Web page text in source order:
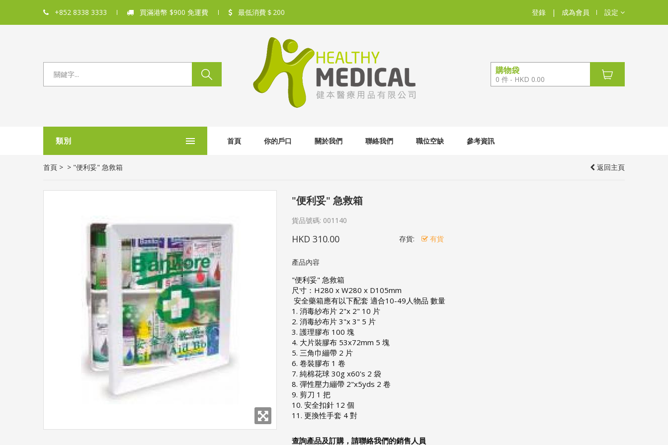
+852 8338 3333 買滿港幣 $900 免運費 最低消費＄200 登錄 | 成為會員 設定
購物袋
0 件 HKD 0.00
類別 首頁 你的戶口 關於我們 聯絡我們 職位空缺 參考資訊
首頁 > > "便利妥" 急救箱 返回主頁
"便利妥" 急救箱
貨品號碼: 001140
HKD 310.00 存貨: 有貨
產品內容
"便利妥" 急救箱
尺寸：H280 x W280 x D105mm
安全藥箱應有以下配套 適合10-49人物品 數量
1. 消毒紗布片 2"x 2" 10 片
2. 消毒紗布片 3"x 3" 5 片
3. 護理膠布 100 塊
4. 大片裝膠布 53x72mm 5 塊
5. 三角巾繃帶 2 片
6. 卷裝膠布 1 卷
7. 純棉花球 30g x60's 2 袋
8. 彈性壓力繃帶 2"x5yds 2 卷
9. 剪刀 1 把
10. 安全扣針 12 個
11. 更換性手套 4 對
查詢產品及訂購，請聯絡我們的銷售人員